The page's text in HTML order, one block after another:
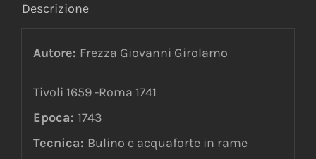
Descrizione
Autore: Frezza Giovanni Girolamo
Tivoli 1659 -Roma 1741
Epoca: 1743
Tecnica: Bulino e acquaforte in rame